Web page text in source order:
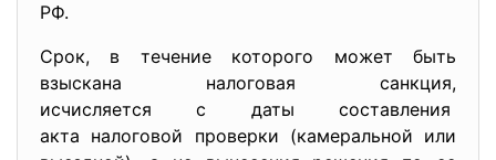
РФ.
Срок, в течение которого может быть
взыскана налоговая санкция,
исчисляется с даты составления
акта налоговой проверки (камеральной или